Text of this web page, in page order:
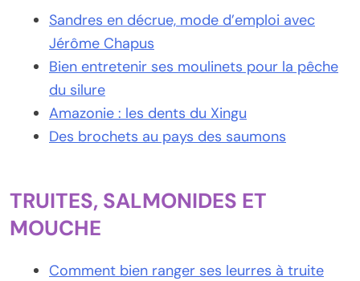
Sandres en décrue, mode d’emploi avec
Jérôme Chapus
Bien entretenir ses moulinets pour la pêche
du silure
Amazonie : les dents du Xingu
Des brochets au pays des saumons
TRUITES, SALMONIDES ET
MOUCHE
Comment bien ranger ses leurres à truite